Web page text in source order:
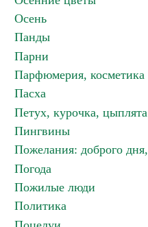
Осень
Панды
Парни
Парфюмерия, косметика
Пасха
Петух, курочка, цыплята
Пингвины
Пожелания: доброго
Погода
Пожилые люди
Политика